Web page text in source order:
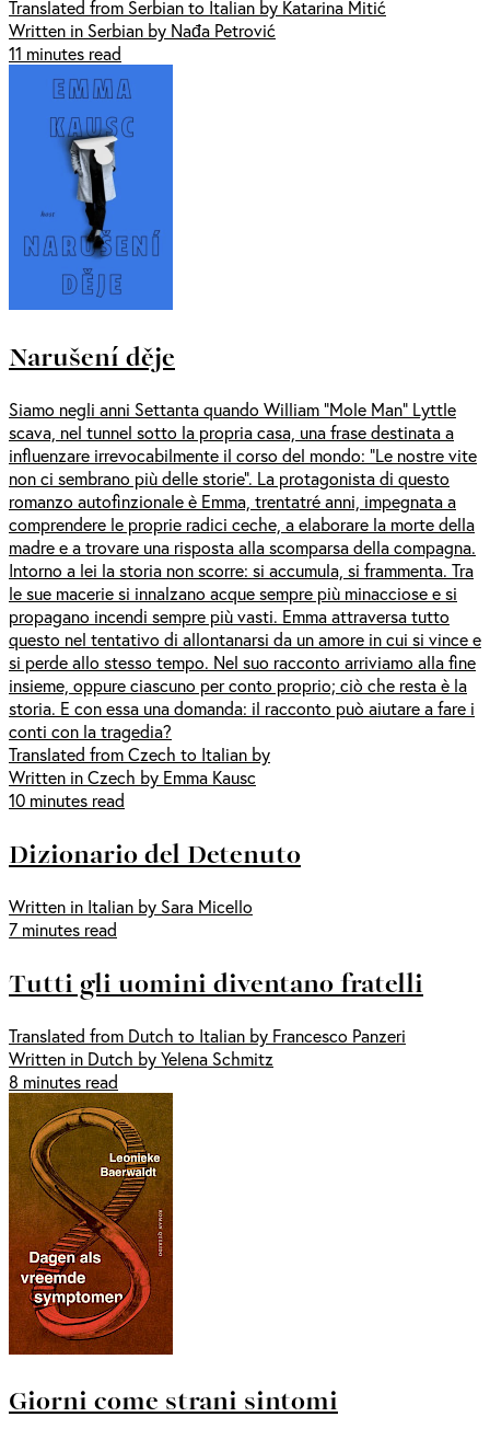
Translated from Serbian to Italian by Katarina Mitić
Written in Serbian by Nađa Petrović
11 minutes read
Narušení děje
Siamo negli anni Settanta quando William “Mole Man” Lyttle
scava, nel tunnel sotto la propria casa, una frase destinata a
influenzare irrevocabilmente il corso del mondo: “Le nostre vite
non ci sembrano più delle storie”. La protagonista di questo
romanzo autofinzionale è Emma, trentatré anni, impegnata a
comprendere le proprie radici ceche, a elaborare la morte della
madre e a trovare una risposta alla scomparsa della compagna.
Intorno a lei la storia non scorre: si accumula, si frammenta. Tra
le sue macerie si innalzano acque sempre più minacciose e si
propagano incendi sempre più vasti. Emma attraversa tutto
questo nel tentativo di allontanarsi da un amore in cui si vince e
si perde allo stesso tempo. Nel suo racconto arriviamo alla fine
insieme, oppure ciascuno per conto proprio; ciò che resta è la
storia. E con essa una domanda: il racconto può aiutare a fare i
conti con la tragedia?
Translated from Czech to Italian by
Written in Czech by Emma Kausc
10 minutes read
Dizionario del Detenuto
Written in Italian by Sara Micello
7 minutes read
Tutti gli uomini diventano fratelli
Translated from Dutch to Italian by Francesco Panzeri
Written in Dutch by Yelena Schmitz
8 minutes read
Giorni come strani sintomi